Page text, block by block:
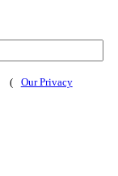
(
Our Privacy